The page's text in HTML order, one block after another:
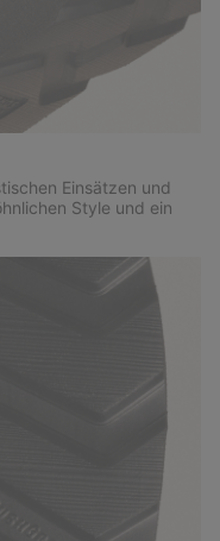
Einsätzen und
Style und ein